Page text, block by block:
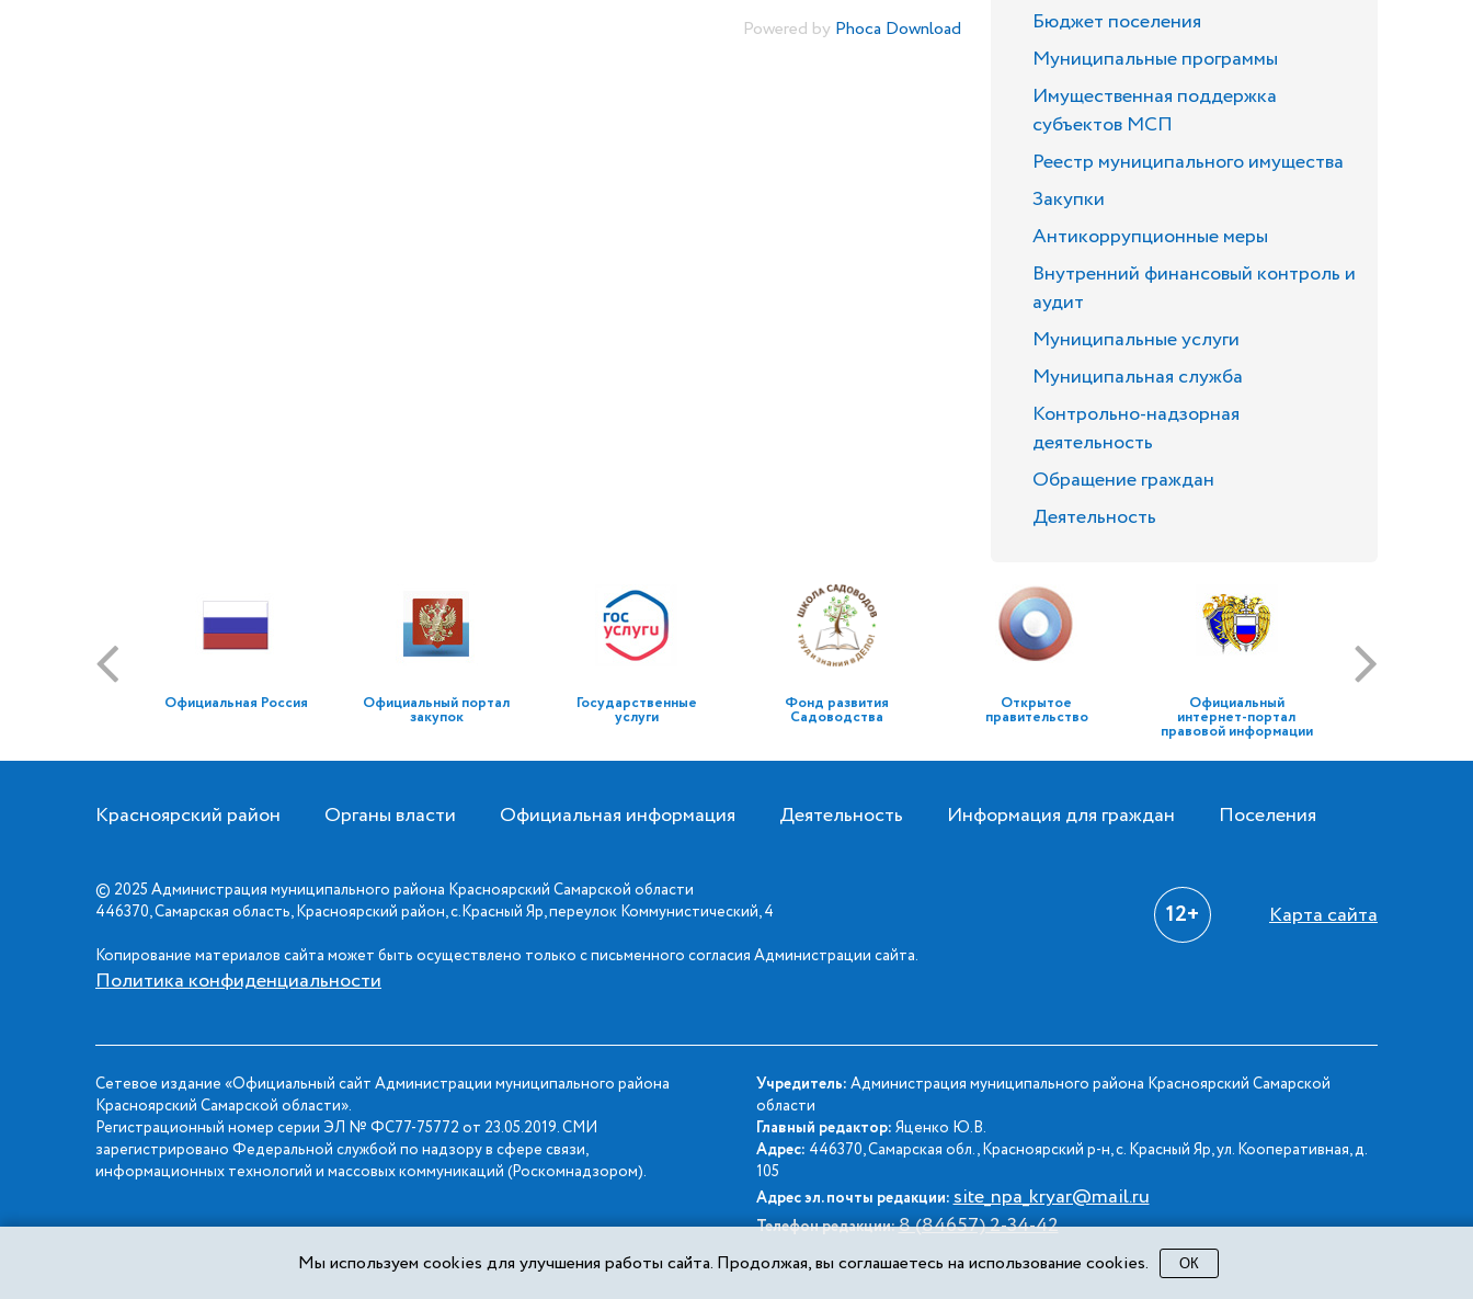
Powered by Phoca Download
Бюджет поселения
Муниципальные программы
Имущественная поддержка
субъектов МСП
Реестр муниципального имущества
Закупки
Антикоррупционные меры
Внутренний финансовый контроль и
аудит
Муниципальные услуги
Муниципальная служба
Контрольно-надзорная
деятельность
Обращение граждан
Деятельность
Официальная Россия Официальный портал
закупок
Государственные
услуги
Фонд развития
Садоводства
Открытое
правительство
Официальный
интернет-портал
правовой информации
Красноярский район Органы власти Официальная информация Деятельность Информация для граждан Поселения
© 2025 Администрация муниципального района Красноярский Самарской области
446370, Самарская область, Красноярский район, с.Красный Яр, переулок Коммунистический, 4
Копирование материалов сайта может быть осуществлено только с письменного согласия Администрации сайта.
Политика конфиденциальности
12+ Карта сайта
Сетевое издание «Официальный сайт Администрации муниципального района
Красноярский Самарской области».
Регистрационный номер серии ЭЛ № ФС77-75772 от 23.05.2019. СМИ
зарегистрировано Федеральной службой по надзору в сфере связи,
информационных технологий и массовых коммуникаций (Роскомнадзором).
Учредитель: Администрация муниципального района Красноярский Самарской
области
Главный редактор: Яценко Ю.В.
Адрес: 446370, Самарская обл., Красноярский р-н, с. Красный Яр, ул. Кооперативная, д.
105
Адрес эл. почты редакции:site_npa_kryar@mail.ru
Телефон редакции:8 (84657) 2-34-42
Мы используем cookies для улучшения работы сайта. Продолжая, вы соглашаетесь на использование cookies. ОК